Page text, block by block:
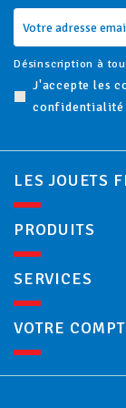
Désinscription à
J'accepte les
confidentialité
LES JOUETS
PRODUITS
SERVICES
VOTRE